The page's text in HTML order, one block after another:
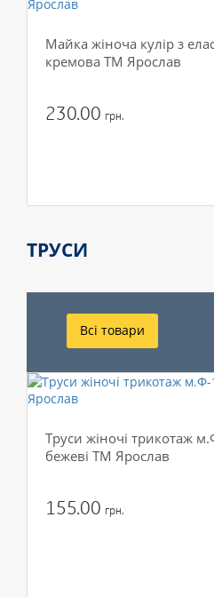
Майка жіноча кулір з
кремова ТМ Ярослав
230.00 грн.
ТРУСИ
Всі товари
Труси жіночі трикотаж
бежеві ТМ Ярослав
155.00 грн.